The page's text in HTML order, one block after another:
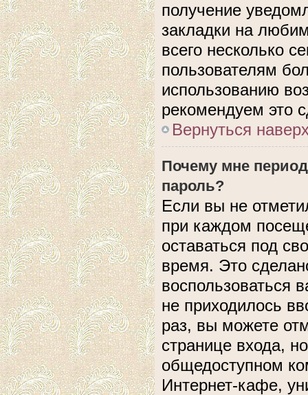
получение
закладки на
всего несколько
пользователям
использованию
рекомендуем это
Вернуться
Почему мне
пароль?
Если вы не
при каждом
оставаться под
время. Это
воспользоваться
не приходилось
раз, вы можете
странице входа,
общедоступном
Интернет-кафе,